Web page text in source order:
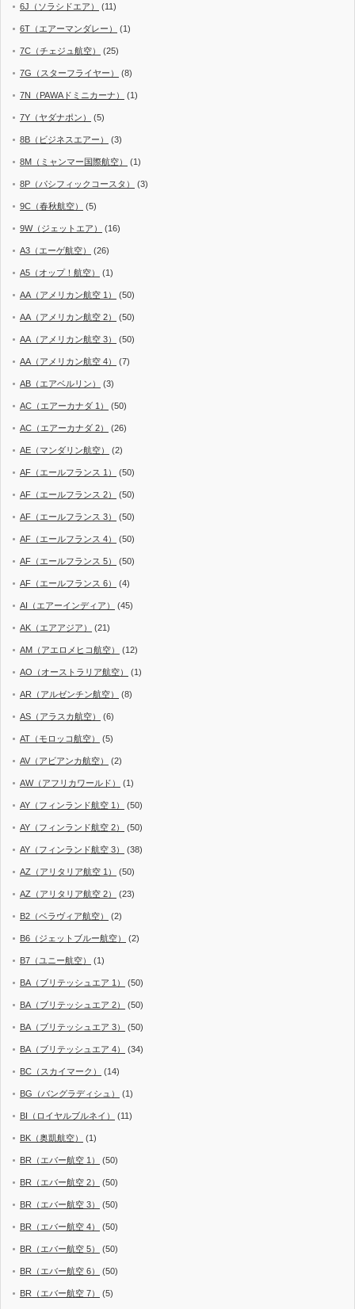
6J（ソラシドエア） (11)
6T（エアーマンダレー） (1)
7C（チェジュ航空） (25)
7G（スターフライヤー） (8)
7N（PAWAドミニカーナ） (1)
7Y（ヤダナポン） (5)
8B（ビジネスエアー） (3)
8M（ミャンマー国際航空） (1)
8P（パシフィックコースタ） (3)
9C（春秋航空） (5)
9W（ジェットエア） (16)
A3（エーゲ航空） (26)
A5（オップ！航空） (1)
AA（アメリカン航空 1） (50)
AA（アメリカン航空 2） (50)
AA（アメリカン航空 3） (50)
AA（アメリカン航空 4） (7)
AB（エアベルリン） (3)
AC（エアーカナダ 1） (50)
AC（エアーカナダ 2） (26)
AE（マンダリン航空） (2)
AF（エールフランス 1） (50)
AF（エールフランス 2） (50)
AF（エールフランス 3） (50)
AF（エールフランス 4） (50)
AF（エールフランス 5） (50)
AF（エールフランス 6） (4)
AI（エアーインディア） (45)
AK（エアアジア） (21)
AM（アエロメヒコ航空） (12)
AO（オーストラリア航空） (1)
AR（アルゼンチン航空） (8)
AS（アラスカ航空） (6)
AT（モロッコ航空） (5)
AV（アビアンカ航空） (2)
AW（アフリカワールド） (1)
AY（フィンランド航空 1） (50)
AY（フィンランド航空 2） (50)
AY（フィンランド航空 3） (38)
AZ（アリタリア航空 1） (50)
AZ（アリタリア航空 2） (23)
B2（ベラヴィア航空） (2)
B6（ジェットブルー航空） (2)
B7（ユニー航空） (1)
BA（ブリテッシュエア 1） (50)
BA（ブリテッシュエア 2） (50)
BA（ブリテッシュエア 3） (50)
BA（ブリテッシュエア 4） (34)
BC（スカイマーク） (14)
BG（バングラディシュ） (1)
BI（ロイヤルブルネイ） (11)
BK（奥凱航空） (1)
BR（エバー航空 1） (50)
BR（エバー航空 2） (50)
BR（エバー航空 3） (50)
BR（エバー航空 4） (50)
BR（エバー航空 5） (50)
BR（エバー航空 6） (50)
BR（エバー航空 7） (5)